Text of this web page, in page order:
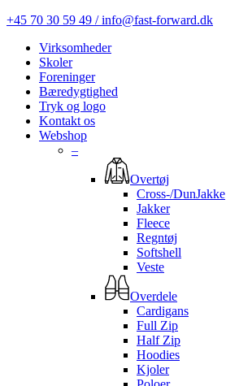
+45 70 30 59 49 / info@fast-forward.dk
Virksomheder
Skoler
Foreninger
Bæredygtighed
Tryk og logo
Kontakt os
Webshop
–
Overtøj
Cross-/DunJakke
Jakker
Fleece
Regntøj
Softshell
Veste
Overdele
Cardigans
Full Zip
Half Zip
Hoodies
Kjoler